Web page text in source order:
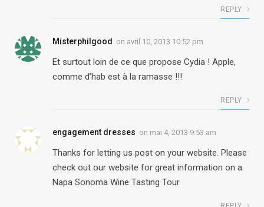
REPLY
Misterphilgood on avril 10, 2013 10:52 pm
Et surtout loin de ce que propose Cydia ! Apple,
comme d’hab est à la ramasse !!!
REPLY
engagement dresses on mai 4, 2013 9:53 am
Thanks for letting us post on your website. Please
check out our website for great information on a
Napa Sonoma Wine Tasting Tour